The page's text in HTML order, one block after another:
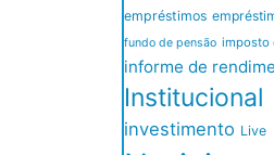
empréstimos
fundo de pensão imposto
informe de
Institucional
investimento Live